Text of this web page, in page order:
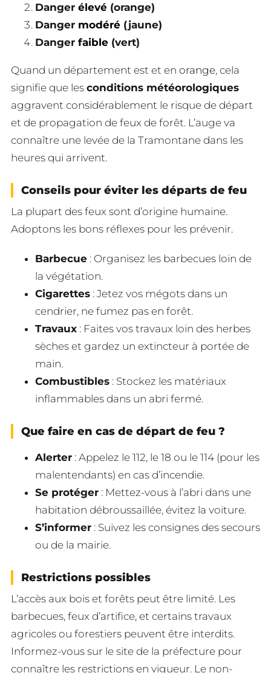
Danger élevé (orange)
Danger modéré (jaune)
Danger faible (vert)
Quand un département est et en orange, cela
signifie que les conditions météorologiques
aggravent considérablement le risque de départ
et de propagation de feux de forêt. L’auge va
connaître une levée de la Tramontane dans les
heures qui arrivent.
Conseils pour éviter les départs de feu
La plupart des feux sont d’origine humaine.
Adoptons les bons réflexes pour les prévenir.
Barbecue : Organisez les barbecues loin de
la végétation.
Cigarettes : Jetez vos mégots dans un
cendrier, ne fumez pas en forêt.
Travaux : Faites vos travaux loin des herbes
sèches et gardez un extincteur à portée de
main.
Combustibles : Stockez les matériaux
inflammables dans un abri fermé.
Que faire en cas de départ de feu ?
Alerter : Appelez le 112, le 18 ou le 114 (pour les
malentendants) en cas d’incendie.
Se protéger : Mettez-vous à l’abri dans une
habitation débroussaillée, évitez la voiture.
S’informer : Suivez les consignes des secours
ou de la mairie.
Restrictions possibles
L’accès aux bois et forêts peut être limité. Les
barbecues, feux d’artifice, et certains travaux
agricoles ou forestiers peuvent être interdits.
Informez-vous sur le site de la préfecture pour
connaître les restrictions en vigueur. Le non-